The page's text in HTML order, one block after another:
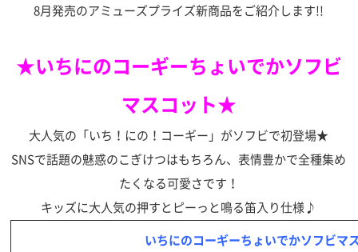
8月発売のアミューズプライズ新商品をご紹介します!!
★いちにのコーギーちょいでかソフビ
マスコット★
大人気の「いち！にの！コーギー」がソフビで初登場★
SNSで話題の魅惑のこぎけつはもちろん、表情豊かで全種集め
たくなる可愛さです！
キッズに大人気の押すとピーっと鳴る笛入り仕様♪
いちにのコーギーちょいでかソフビマ